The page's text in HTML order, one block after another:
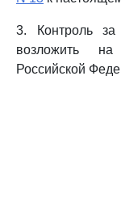
3. Контроль за
возложить на
Российской